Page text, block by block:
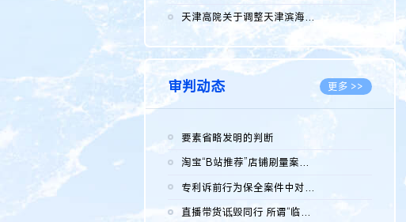
天津高院关于调整天津滨海高新技术产业开发区华苑科技园一审普通...
审判动态 更多 >>
要素省略发明的判断
淘宝“B站推荐”店铺刷量案维持原判，两被告连带赔偿150万元
专利诉前行为保全案件中对仿制药申请人曾作出三类声明的考量及违...
直播带货诋毁同行 所谓“临场发挥”不免责